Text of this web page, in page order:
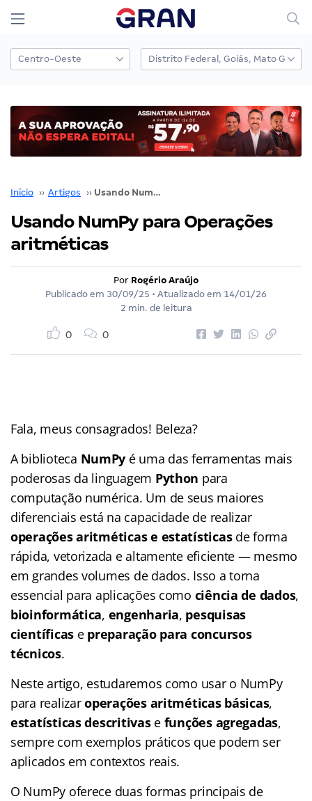
Início ›› Artigos ›› Usando NumPy para Operações aritméticas
Usando NumPy para Operações
aritméticas
Por Rogério Araújo
Publicado em 30/09/25 • Atualizado em 14/01/26
2 min. de leitura
0 0
Fala, meus consagrados! Beleza?
A biblioteca NumPy é uma das ferramentas mais
poderosas da linguagem Python para
computação numérica. Um de seus maiores
diferenciais está na capacidade de realizar
operações aritméticas e estatísticasde forma
rápida, vetorizada e altamente eficiente — mesmo
em grandes volumes de dados. Isso a torna
essencial para aplicações como ciência de dados,
bioinformática, engenharia, pesquisas
científicas e preparação para concursos
técnicos.
Neste artigo, estudaremos como usar o NumPy
para realizaroperações aritméticas básicas,
estatísticas descritivase funções agregadas,
sempre com exemplos práticos que podem ser
aplicados em contextos reais.
O NumPy oferece duas formas principais de